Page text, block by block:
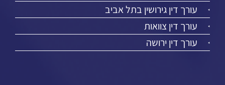
עורך דין גירושין בתל אביב
עורך דין צוואות
עורך דין ירושה